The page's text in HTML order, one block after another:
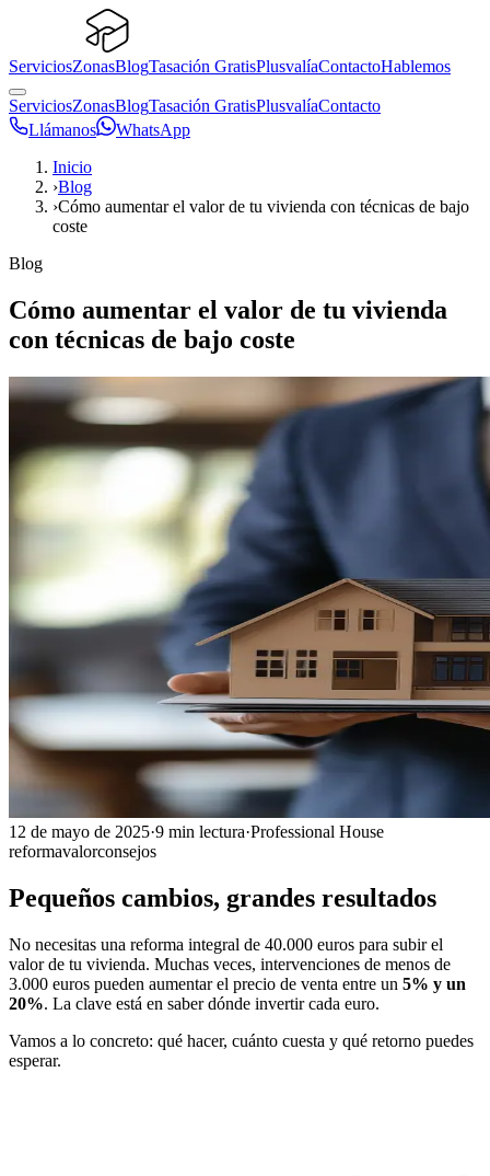
ServiciosZonasBlogTasación GratisPlusvalíaContactoHablemos
ServiciosZonasBlogTasación GratisPlusvalíaContacto
Llámanos
WhatsApp
Inicio
›Blog
›Cómo aumentar el valor de tu vivienda con técnicas de bajo
coste
Blog
Cómo aumentar el valor de tu vivienda
con técnicas de bajo coste
12 de mayo de 2025·9 min lectura·Professional House
reformavalorconsejos
Pequeños cambios, grandes resultados
No necesitas una reforma integral de 40.000 euros para subir el
valor de tu vivienda. Muchas veces, intervenciones de menos de
3.000 euros pueden aumentar el precio de venta entre un 5% y un
20%. La clave está en saber dónde invertir cada euro.
Vamos a lo concreto: qué hacer, cuánto cuesta y qué retorno puedes
esperar.